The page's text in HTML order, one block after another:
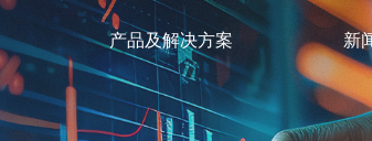
产品及解决方案 新